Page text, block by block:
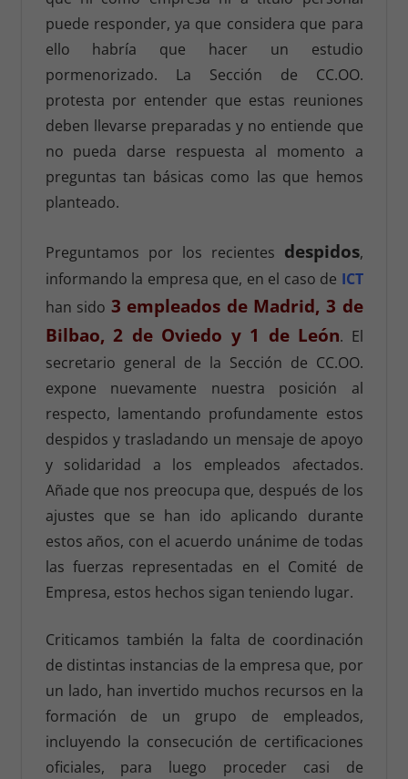
puede responder, ya que considera que para
ello habría que hacer un estudio
pormenorizado. La Sección de CC.OO.
protesta por entender que estas reuniones
deben llevarse preparadas y no entiende que
no pueda darse respuesta al momento a
preguntas tan básicas como las que hemos
planteado.
Preguntamos por los recientes despidos,
informando la empresa que, en el caso de ICT
han sido 3 empleados de Madrid, 3 de
Bilbao, 2 de Oviedo y 1 de León. El
secretario general de la Sección de CC.OO.
expone nuevamente nuestra posición al
respecto, lamentando profundamente estos
despidos y trasladando un mensaje de apoyo
y solidaridad a los empleados afectados.
Añade que nos preocupa que, después de los
ajustes que se han ido aplicando durante
estos años, con el acuerdo unánime de todas
las fuerzas representadas en el Comité de
Empresa, estos hechos sigan teniendo lugar.
Criticamos también la falta de coordinación
de distintas instancias de la empresa que, por
un lado, han invertido muchos recursos en la
formación de un grupo de empleados,
incluyendo la consecución de certificaciones
oficiales, para luego proceder casi de